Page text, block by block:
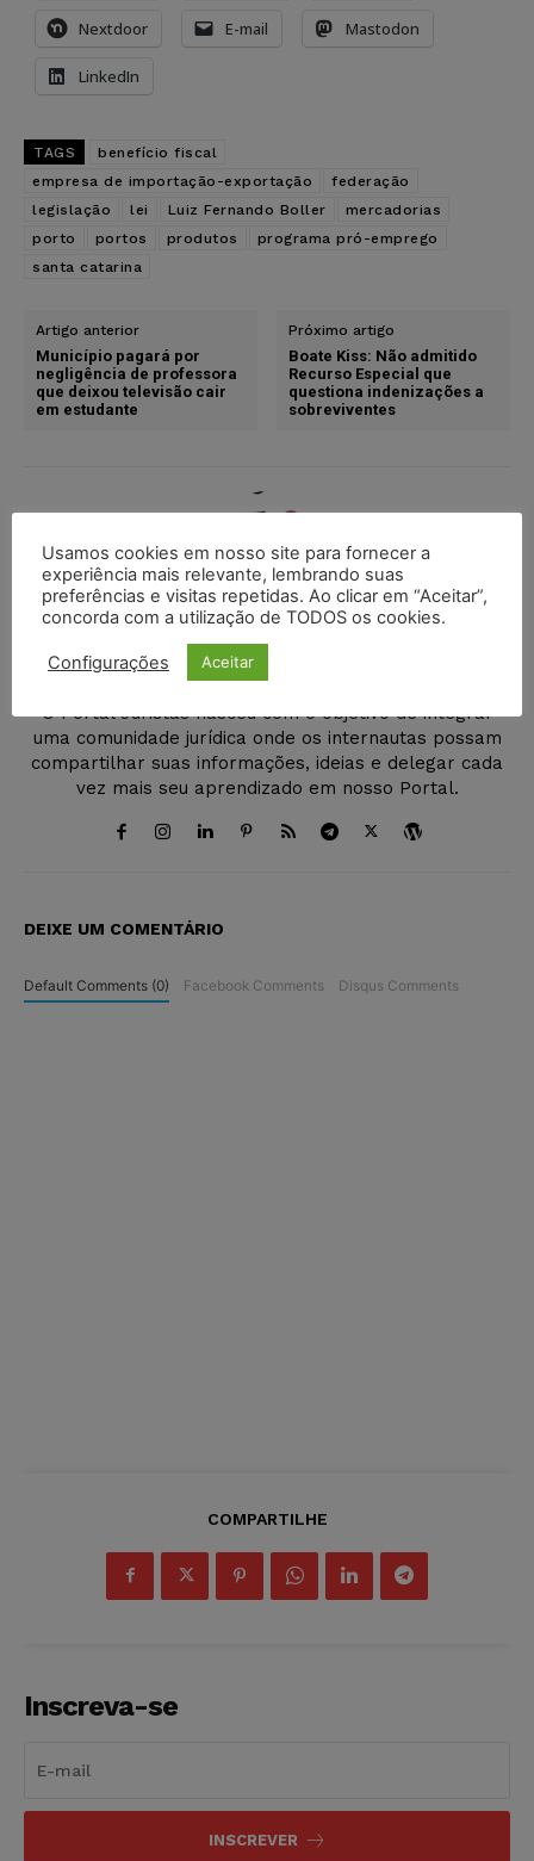
Nextdoor E-mail Mastodon
LinkedIn
TAGS
benefício fiscal
empresa de importação-exportação
federação
legislação
lei Luiz Fernando Boller
mercadorias
porto
portos produtos
programa pró-emprego
santa catarina
Artigo anterior
Município pagará por
negligência de professora
que deixou televisão cair
em estudante
Próximo artigo
Boate Kiss: Não admitido
Recurso Especial que
questiona indenizações a
sobreviventes
Juristas
http://juristas.com.br
O Portal Juristas nasceu com o objetivo de integrar
uma comunidade jurídica onde os internautas possam
compartilhar suas informações, ideias e delegar cada
vez mais seu aprendizado em nosso Portal.
DEIXE UM COMENTÁRIO
Default Comments (0) Facebook Comments Disqus Comments
COMPARTILHE
Inscreva-se
INSCREVER
Usamos cookies em nosso site para fornecer a
experiência mais relevante, lembrando suas
preferências e visitas repetidas. Ao clicar em “Aceitar”,
concorda com a utilização de TODOS os cookies.
Configurações Aceitar